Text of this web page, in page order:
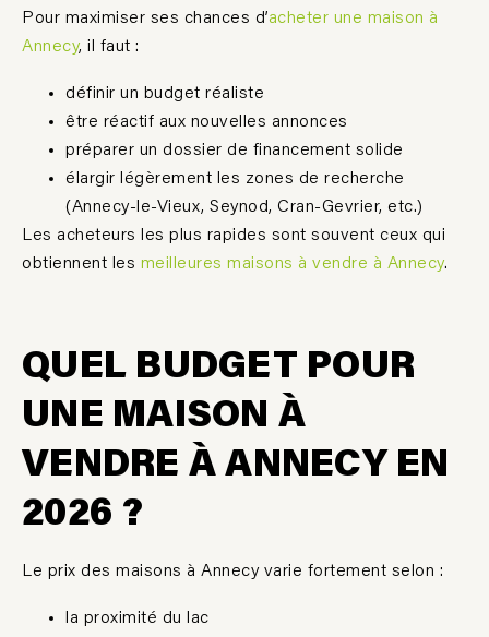
Pour maximiser ses chances d’acheter une maison à
Annecy, il faut :
définir un budget réaliste
être réactif aux nouvelles annonces
préparer un dossier de financement solide
élargir légèrement les zones de recherche
(Annecy-le-Vieux, Seynod, Cran-Gevrier, etc.)
Les acheteurs les plus rapides sont souvent ceux qui
obtiennent les meilleures maisons à vendre à Annecy.
QUEL BUDGET POUR
UNE MAISON À
VENDRE À ANNECY EN
2026 ?
Le prix des maisons à Annecy varie fortement selon :
la proximité du lac